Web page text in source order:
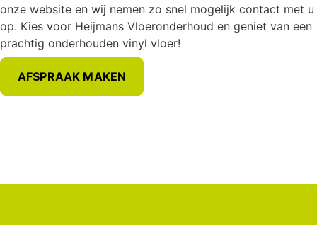
onze website en wij nemen zo snel mogelijk contact met u
op. Kies voor Heijmans Vloeronderhoud en geniet van een
prachtig onderhouden vinyl vloer!
AFSPRAAK MAKEN